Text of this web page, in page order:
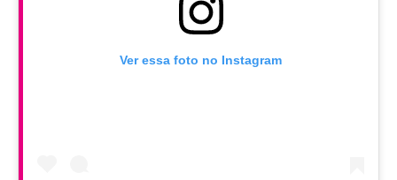
Ver essa foto no Instagram